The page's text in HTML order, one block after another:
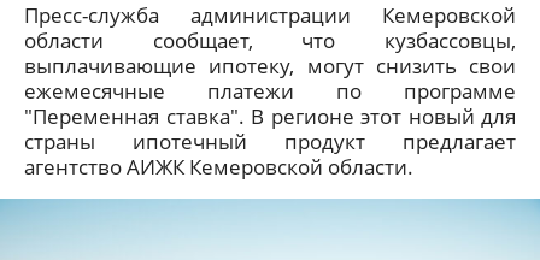
Пресс-служба администрации Кемеровской
области сообщает, что кузбассовцы,
выплачивающие ипотеку, могут снизить свои
ежемесячные платежи по программе
"Переменная ставка". В регионе этот новый для
страны ипотечный продукт предлагает
агентство АИЖК Кемеровской области.